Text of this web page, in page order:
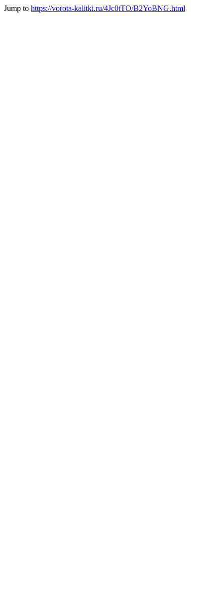
Jump to https://vorota-kalitki.ru/4Jc0tTO/B2YoBNG.html